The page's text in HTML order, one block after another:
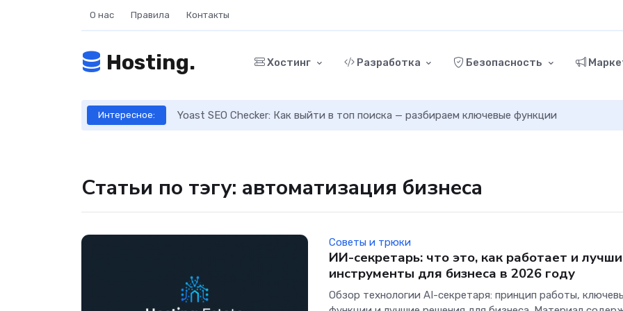
О нас Правила Контакты
Hosting. Хостинг Разработка Безопасность
Интересное: Yoast SEO Checker: Как выйти в топ поиска — разбираем ключевые функции
Статьи по тэгу: автоматизация бизнеса
Советы и трюки
ИИ-секретарь: что это, как работает и
инструменты для бизнеса в 2026 году
Обзор технологии AI-секретаря: принцип работы,